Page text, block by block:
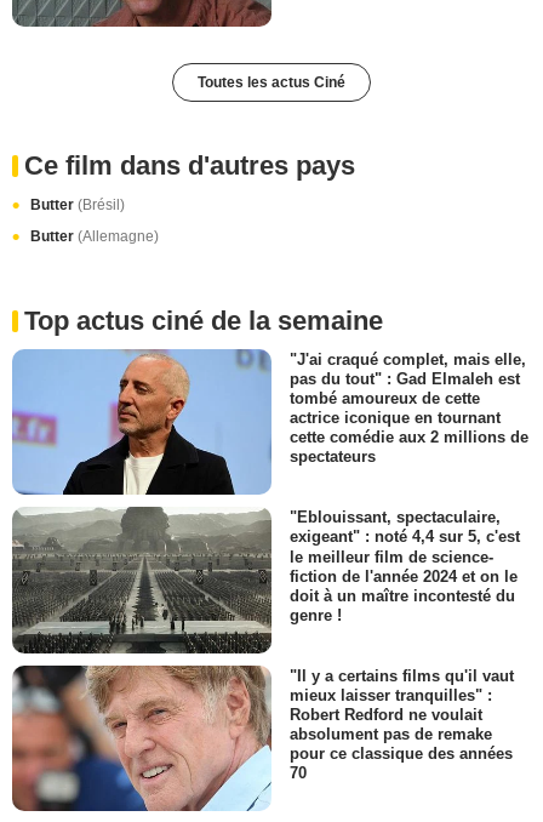
Toutes les actus Ciné
Ce film dans d'autres pays
Butter (Brésil)
Butter (Allemagne)
Top actus ciné de la semaine
"J'ai craqué complet, mais elle,
pas du tout" : Gad Elmaleh est
tombé amoureux de cette
actrice iconique en tournant
cette comédie aux 2 millions de
spectateurs
"Eblouissant, spectaculaire,
exigeant" : noté 4,4 sur 5, c'est
le meilleur film de science-
fiction de l'année 2024 et on le
doit à un maître incontesté du
genre !
"Il y a certains films qu'il vaut
mieux laisser tranquilles" :
Robert Redford ne voulait
absolument pas de remake
pour ce classique des années
70